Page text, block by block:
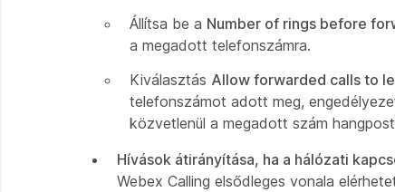
Állítsa be a Number of rings before
a megadott telefonszámra.
Kiválasztás Allow forwarded calls to
telefonszámot adott meg,
közvetlenül a megadott szám
Hívások átirányítása, ha a hálózati
Webex Calling elsődleges vonala